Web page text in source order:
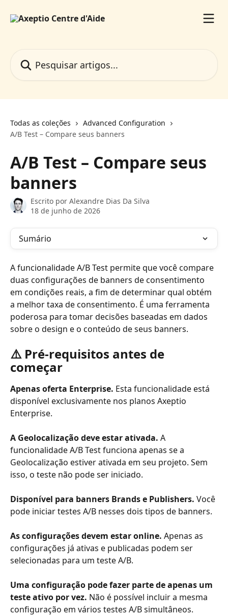
Todas as coleções
Advanced Configuration
A/B Test – Compare seus banners
A/B Test – Compare seus
banners
Escrito por Alexandre Dias Da Silva
18 de junho de 2026
Sumário
A funcionalidade A/B Test permite que você compare
duas configurações de banners de consentimento
em condições reais, a fim de determinar qual obtém
a melhor taxa de consentimento. É uma ferramenta
poderosa para tomar decisões baseadas em dados
sobre o design e o conteúdo de seus banners.
⚠️ Pré-requisitos antes de
começar
Apenas oferta Enterprise. Esta funcionalidade está
disponível exclusivamente nos planos Axeptio
Enterprise.
A Geolocalização deve estar ativada. A
funcionalidade A/B Test funciona apenas se a
Geolocalização estiver ativada em seu projeto. Sem
isso, o teste não pode ser iniciado.
Disponível para banners Brands e Publishers. Você
pode iniciar testes A/B nesses dois tipos de banners.
As configurações devem estar online. Apenas as
configurações já ativas e publicadas podem ser
selecionadas para um teste A/B.
Uma configuração pode fazer parte de apenas um
teste ativo por vez. Não é possível incluir a mesma
configuração em vários testes A/B simultâneos.